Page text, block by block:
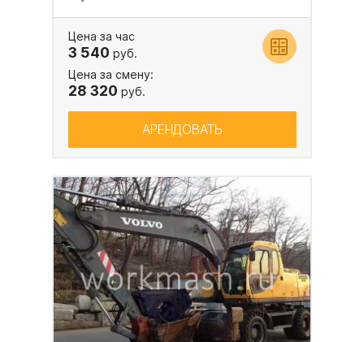
Цена за час
3 540 руб.
Цена за смену:
28 320 руб.
АРЕНДОВАТЬ